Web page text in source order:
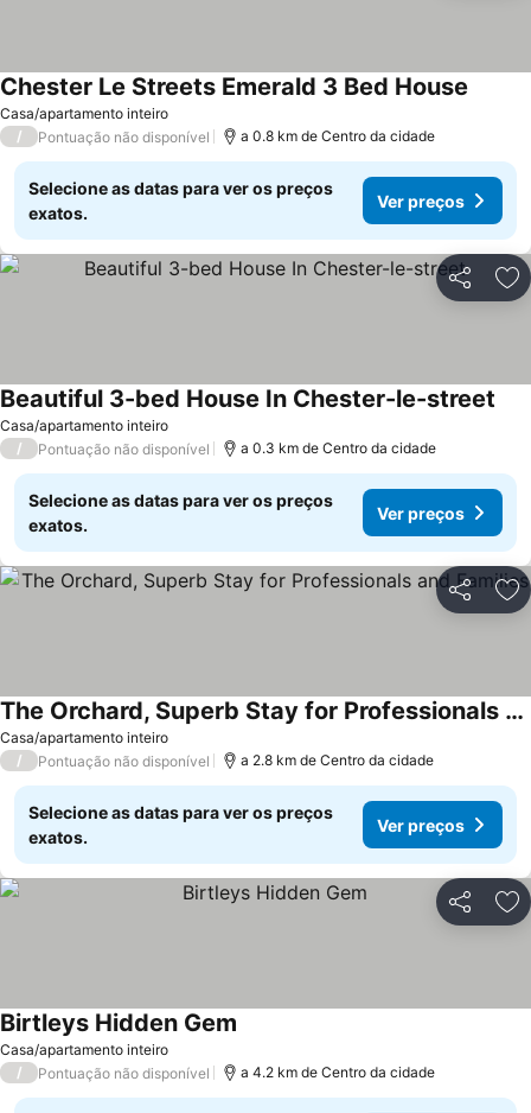
Casa/apartamento inteiro
Chester Le Streets Emerald 3 Bed House
/ Pontuação não disponível a 0.8 km de Centro da cidade
Selecione as datas para ver os preços
exatos.
Ver preços
Partilhar
Casa/apartamento inteiro
Beautiful 3-bed House In Chester-le-street
/ Pontuação não disponível a 0.3 km de Centro da cidade
Selecione as datas para ver os preços
exatos.
Ver preços
Partilhar
Casa/apartamento inteiro
The Orchard, Superb Stay for Professionals and Families
Ver preços
/ Pontuação não disponível a 2.8 km de Centro da cidade
Selecione as datas para ver os preços
exatos.
Ver preços
Partilhar
Casa/apartamento inteiro
Birtleys Hidden Gem
/ Pontuação não disponível a 4.2 km de Centro da cidade